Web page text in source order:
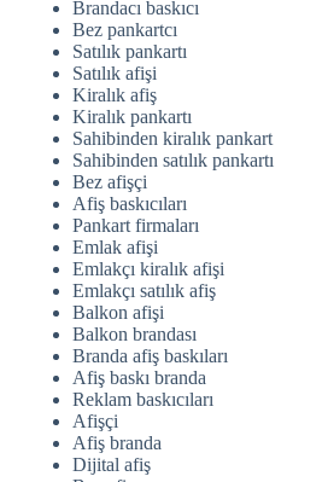
Brandacı baskıcı
Bez pankartcı
Satılık pankartı
Satılık afişi
Kiralık afiş
Kiralık pankartı
Sahibinden kiralık pankart
Sahibinden satılık pankartı
Bez afişçi
Afiş baskıcıları
Pankart firmaları
Emlak afişi
Emlakçı kiralık afişi
Emlakçı satılık afiş
Balkon afişi
Balkon brandası
Branda afiş baskıları
Afiş baskı branda
Reklam baskıcıları
Afişçi
Afiş branda
Dijital afiş